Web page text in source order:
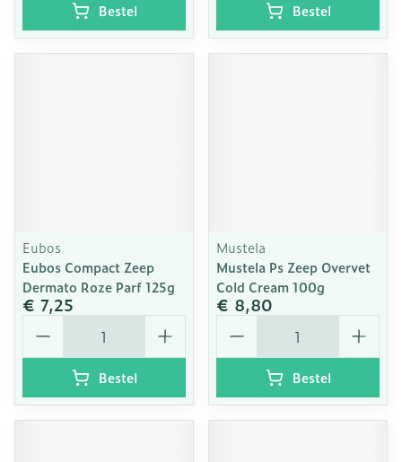
Bestel Bestel
Eubos
Eubos Compact Zeep
Dermato Roze Parf 125g
€ 7,25
Aantal
Bestel
Mustela
Mustela Ps Zeep Overvet
Cold Cream 100g
€ 8,80
Aantal
Bestel